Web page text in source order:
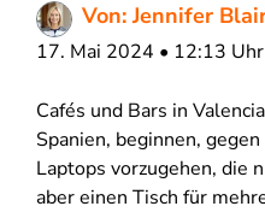
Von: Jennifer
17. Mai 2024 • 12:13 Uhr
Cafés und Bars in
Spanien, beginnen,
Laptops vorzugehen, die
aber einen Tisch für